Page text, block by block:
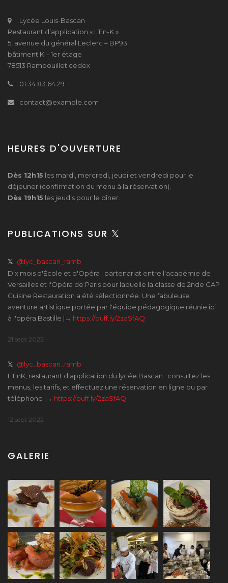
Lycée Louis-Bascan
Restaurant d’application « L’En-K »
5, avenue du général Leclerc – BP93
bâtiment K – 1er étage
78513 Rambouillet cedex
01.34.83.64.29
contact@example.com
HEURES D'OUVERTURE
Dès 12h15 les mardi, mercredi, jeudi et vendredi pour le
déjeuner (confirmation du menu à la réservation).
Dès 19h15 les jeudis pour le dîner.
PUBLICATIONS SUR 𝕏
𝕏
@lyc_bascan_ramb
Dix mois d'École et d'Opéra : partenariat entre l'académie de
Versailles et l'Opéra de Paris pour laquelle la classe de 2nde CAP
Cuisine Restauration a été sélectionnée. Une fabuleuse
aventure artistique portée par l'équipe pédagogique réunie ici
à l'opéra Bastille |→ https://buff.ly/2zaSfAQ
21 sept 2022
𝕏
@lyc_bascan_ramb
L'EnK, restaurant d'application du lycée Bascan : consultez les
menus, les tarifs, et effectuez une réservation en ligne ou par
téléphone |→ https://buff.ly/2zaSfAQ
12 sept 2022
GALERIE